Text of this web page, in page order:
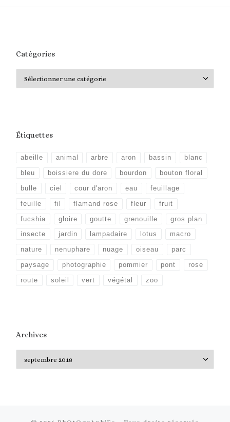
Catégories
Étiquettes
abeille animal arbre aron bassin blanc
bleu boissiere du dore bourdon bouton floral
bulle ciel cour d'aron eau feuillage
feuille fil flamand rose fleur fruit
fucshia gloire goutte grenouille gros plan
insecte jardin lampadaire lotus macro
nature nenuphare nuage oiseau parc
paysage photographie pommier pont rose
route soleil vert végétal zoo
Archives